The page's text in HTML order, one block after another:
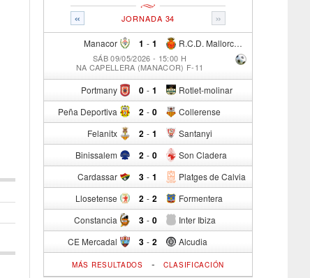
« »
JORNADA 34
Manacor 1 - R.C.D. Mallorca Sad "B"
1
SÁB 09/05/2026 - 15:00 H
NA CAPELLERA (MANACOR) F-11
Portmany 0 - Rotlet-molinar
1
Peña Deportiva 2 - Collerense
0
Felanitx 2 - Santanyi
1
Binissalem 2 - Son Cladera
0
Cardassar 3 - Platges de Calvia
1
Llosetense 2 - Formentera
2
Constancia 3 - Inter Ibiza
0
CE Mercadal 3 - Alcudia
2
MÁS RESULTADOS - CLASIFICACIÓN